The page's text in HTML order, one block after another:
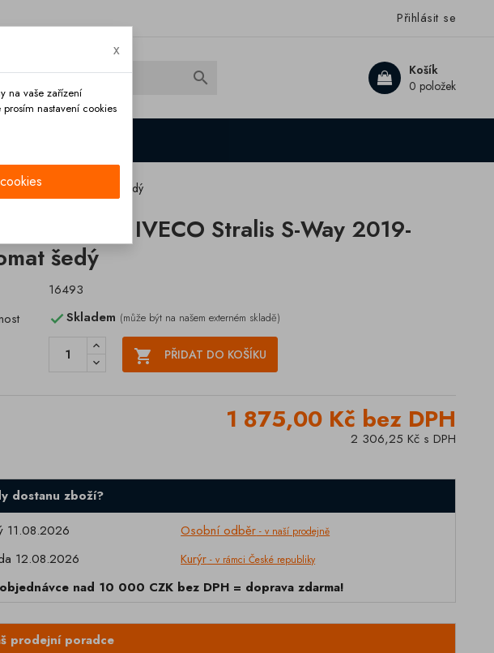
Přihlásit se
Košík
0 položek

S-Way 2019- automat šedý
koberec IVECO Stralis S-Way 2019-
šedý
16493
Skladem (může být na našem externém skladě)
 PŘIDAT DO KOŠÍKU
1 875,00 Kč bez DPH
2 306,25 Kč s DPH
dostanu zboží?
11.08.2026
Osobní odběr - v naší prodejně
12.08.2026 Kurýr - v rámci České republiky
nad 10 000 CZK bez DPH = doprava zdarma!
prodejní poradce
x
na vaše zařízení
nastavení cookies